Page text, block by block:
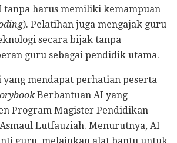
tanpa harus memiliki kemampuan
). Pelatihan juga mengajak guru
secara bijak tanpa
guru sebagai pendidik utama.
yang mendapat perhatian peserta
Berbantuan AI yang
Program Magister Pendidikan
Lutfauziah. Menurutnya, AI